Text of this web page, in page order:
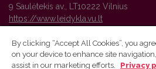
9 Saulėtekis av., LT10222 Vilnius
https://www.leidykla.vu.lt
Vilnius University Press platform and
By clicking “Accept All Cookies”, you
on your device to enhance site
assist in our marketing efforts.
Privacy